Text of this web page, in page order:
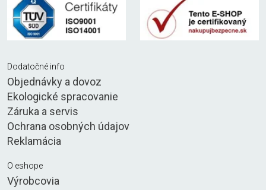
Dodatočné info
Objednávky a dovoz
Ekologické spracovanie
Záruka a servis
Ochrana osobných údajov
Reklamácia
O eshope
Výrobcovia